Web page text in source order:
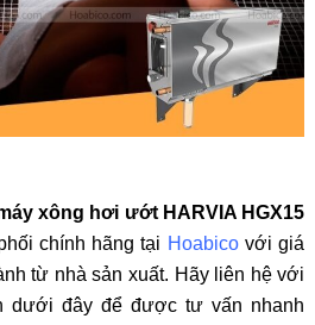
xông hơi ướt HARVIA HGX15
chính hãng tại Hoabicovới giá
từ nhà sản xuất. Hãy liên hệ với
dưới đây để được tư vấn nhanh